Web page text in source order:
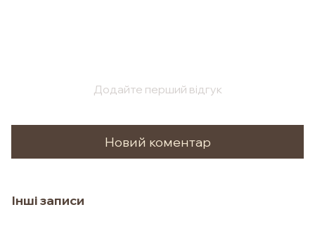
Додайте перший відгук
Новий коментар
Інші записи